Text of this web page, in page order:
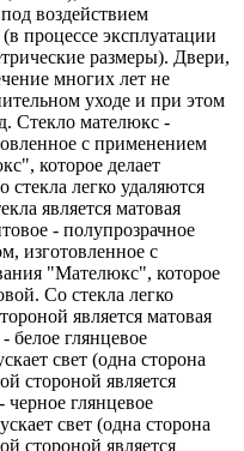
воздействием
процессе эксплуатации
размеры). Двери,
многих лет не
уходе и при этом
Стекло мателюкс -
с применением
которое делает
стекла легко удаляются
является матовая
- полупрозрачное
изготовленное с
"Мателюкс", которое
Со стекла легко
является матовая
белое глянцевое
свет (одна сторона
стороной является
черное глянцевое
свет (одна сторона
стороной является